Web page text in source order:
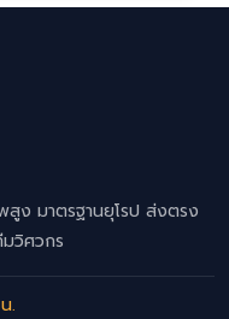
ง มาตรฐานยุโรป ส่งตรง
วิศวกร
.